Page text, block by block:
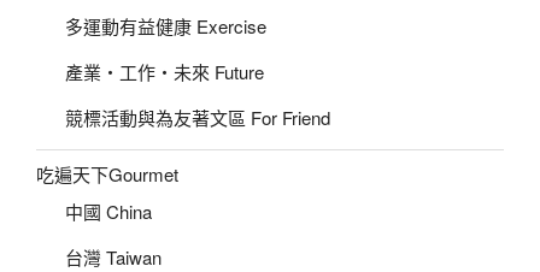
多運動有益健康 Exercise
產業‧工作‧未來 Future
競標活動與為友著文區 For Friend
吃遍天下Gourmet
中國 China
台灣 Taiwan